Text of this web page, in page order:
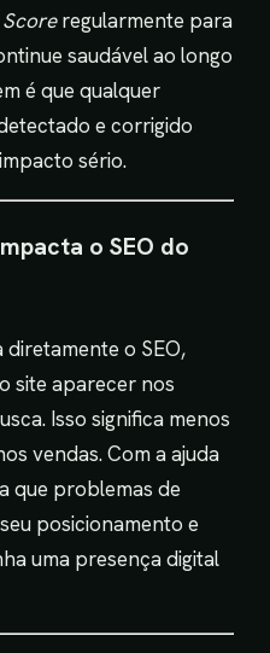
regularmente para
saudável ao longo
é que qualquer
e corrigido
sério.
o SEO do
o SEO,
site aparecer nos
Isso significa menos
vendas. Com a ajuda
que problemas de
posicionamento e
uma presença digital